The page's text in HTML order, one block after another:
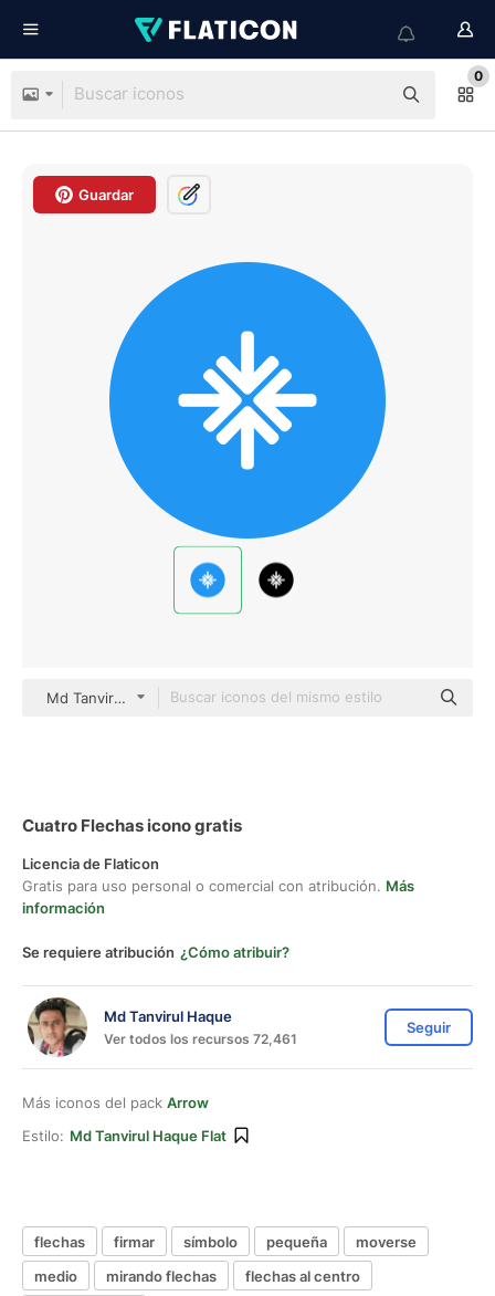
0
Guardar
Md Tanvirul Haque Flat
Cuatro Flechas icono gratis
Licencia de Flaticon
Gratis para uso personal o comercial con atribución. Más
información
Se requiere atribución ¿Cómo atribuir?
Md Tanvirul Haque
Ver todos los recursos 72,461
Seguir
Más iconos del pack Arrow
Estilo: Md Tanvirul Haque Flat
flechas firmar símbolo pequeña
moverse
medio
mirando flechas
flechas al centro